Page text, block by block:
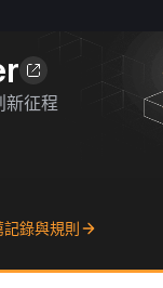
新征程
記錄與規則